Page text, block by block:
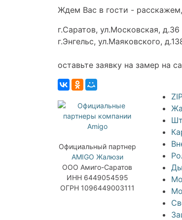
Ждем Вас в гости -
г.Саратов, ул.Московская, д.36
г.Энгельс, ул.Маяковского,
оставьте заявку на замер на
Официальный партнер
AMIGO Жалюзи
ООО Амиго-Саратов
ИНН 6449054595
ОГРН 1096449003111